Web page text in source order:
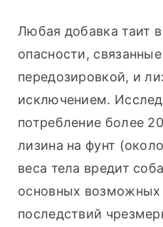
Любая добавка таит
опасности,
передозировкой, и
исключением.
потребление более
лизина на фунт
веса тела вредит
основных возможных
последствий